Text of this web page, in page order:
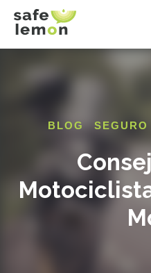
BLOG SEGURO